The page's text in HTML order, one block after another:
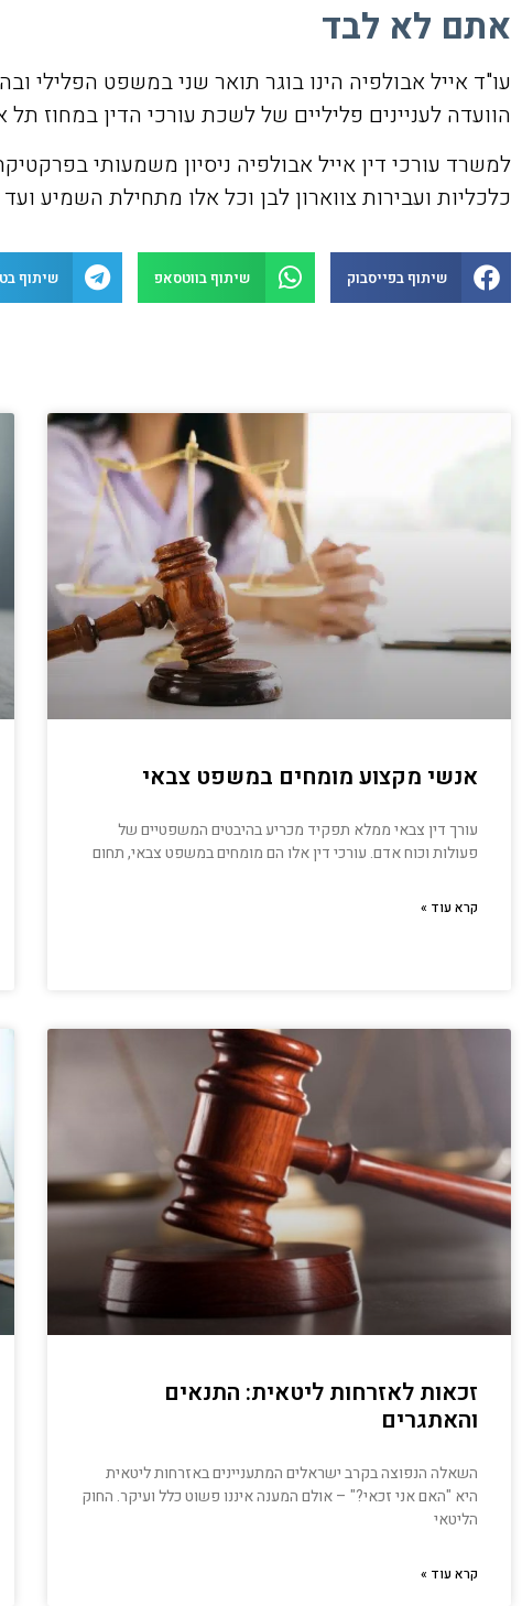
אתם לא לבד
עו"ד אייל אבולפיה הינו בוגר תואר שני במשפט הפלילי
הוועדה לעניינים פליליים של לשכת עורכי הדין
למשרד עורכי דין אייל אבולפיה ניסיון משמעותי
כלכליות ועבירות צווארון לבן וכל אלו מתחילת השמיע
שיתוף בפייסבוק שיתוף בווטסאפ שיתוף
אנשי מקצוע מומחים במשפט צבאי
עורך דין צבאי ממלא תפקיד מכריע בהיבטים המשפטיים של
פעולות וכוח אדם. עורכי דין אלו הם מומחים במשפט צבאי, תחום
קרא עוד »
זכאות לאזרחות ליטאית: התנאים
והאתגרים
השאלה הנפוצה בקרב ישראלים המתעניינים באזרחות ליטאית
היא "האם אני זכאי?" – אולם המענה איננו פשוט כלל ועיקר. החוק
הליטאי
קרא עוד »